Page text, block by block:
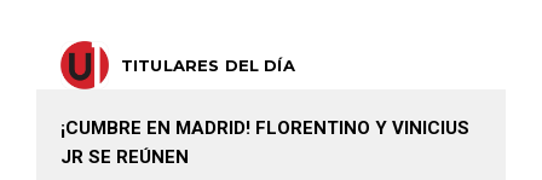
TITULARES DEL DÍA
¡CUMBRE EN MADRID! FLORENTINO Y VINICIUS
JR SE REÚNEN